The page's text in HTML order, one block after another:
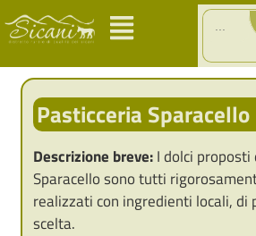
Search
for:
Pasticceria Sparacello
Descrizione breve:I dolci proposti
Sparacello sono tutti
realizzati con ingredienti locali, di
scelta.